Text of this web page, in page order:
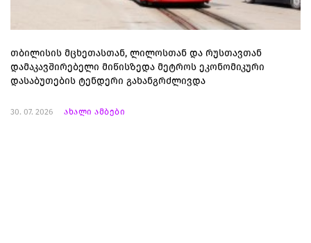
თბილისის მცხეთასთან, ლილოსთან და რუსთავთან
დამაკავშირებელი მიწისზედა მეტროს ეკონომიკური
დასაბუთების ტენდერი გახანგრძლივდა
30. 07. 2026 ახალი ამბები